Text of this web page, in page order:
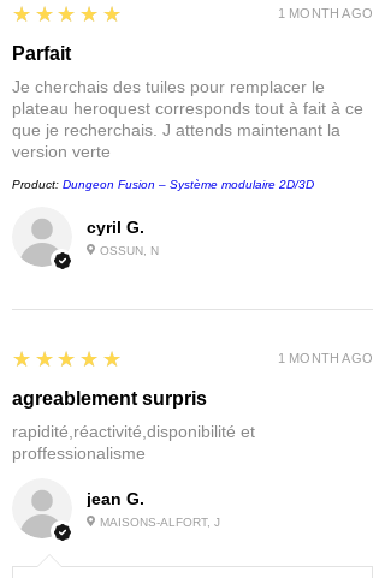
cyril G.
OSSUN, N
5
★★★★★
Parfait
Je cherchais des tuiles pour remplacer le
plateau heroquest corresponds tout à fait à ce
que je recherchais. J attends maintenant la
version verte
Product: Dungeon Fusion – Système modulaire 2D/3D
1 MONTH AGO
jean G.
MAISONS-ALFORT, J
5
★★★★★
agreablement surpris
rapidité,réactivité,disponibilité et
proffessionalisme
1 MONTH AGO